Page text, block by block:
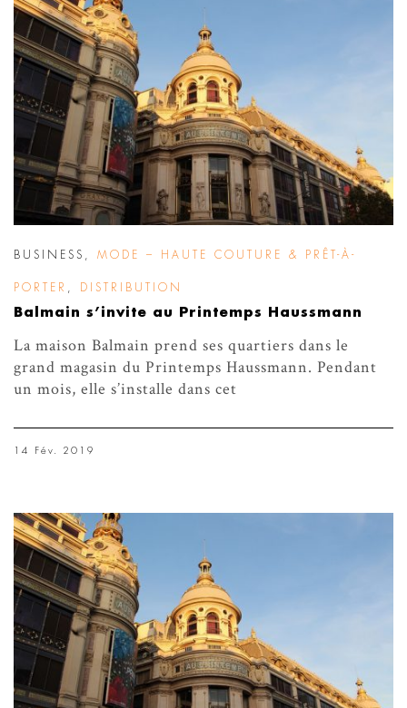
BUSINESS MODE – HAUTE COUTURE & PRÊT-À-
PORTER DISTRIBUTION
Balmain s’invite au Printemps Haussmann
La maison Balmain prend ses quartiers dans le
grand magasin du Printemps Haussmann. Pendant
un mois, elle s’installe dans cet
14 Fév. 2019